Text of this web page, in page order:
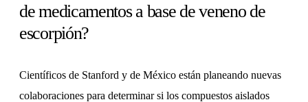
de medicamentos a base de veneno de
escorpión?
Científicos de Stanford y de México están planeando nuevas
colaboraciones para determinar si los compuestos aislados